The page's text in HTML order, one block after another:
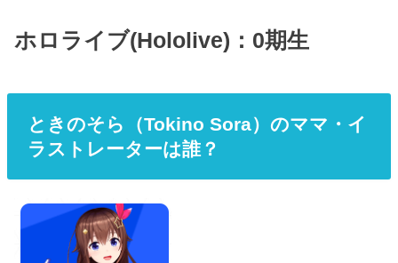
ホロライブ(Hololive)：0期生
ときのそら（Tokino Sora）のママ・イ
ラストレーターは誰？